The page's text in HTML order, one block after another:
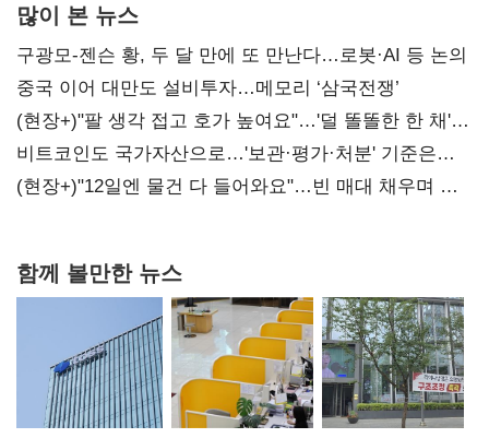
많이 본 뉴스
구광모-젠슨 황, 두 달 만에 또 만난다…로봇·AI 등 논의
중국 이어 대만도 설비투자…메모리 ‘삼국전쟁’
(현장+)"팔 생각 접고 호가 높여요"…'덜 똘똘한 한 채'
20억 키맞추기
비트코인도 국가자산으로…'보관·평가·처분' 기준은
숙제
(현장+)"12일엔 물건 다 들어와요"…빈 매대 채우며 문
함께 볼만한 뉴스